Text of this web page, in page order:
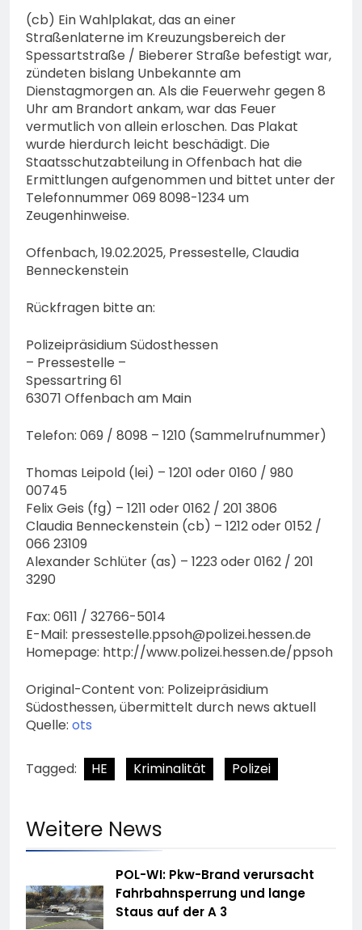
(cb) Ein Wahlplakat, das an einer
Straßenlaterne im Kreuzungsbereich der
Spessartstraße / Bieberer Straße befestigt war,
zündeten bislang Unbekannte am
Dienstagmorgen an. Als die Feuerwehr gegen 8
Uhr am Brandort ankam, war das Feuer
vermutlich von allein erloschen. Das Plakat
wurde hierdurch leicht beschädigt. Die
Staatsschutzabteilung in Offenbach hat die
Ermittlungen aufgenommen und bittet unter der
Telefonnummer 069 8098-1234 um
Zeugenhinweise.
Offenbach, 19.02.2025, Pressestelle, Claudia
Benneckenstein
Rückfragen bitte an:
Polizeipräsidium Südosthessen
– Pressestelle –
Spessartring 61
63071 Offenbach am Main
Telefon: 069 / 8098 – 1210 (Sammelrufnummer)
Thomas Leipold (lei) – 1201 oder 0160 / 980
00745
Felix Geis (fg) – 1211 oder 0162 / 201 3806
Claudia Benneckenstein (cb) – 1212 oder 0152 /
066 23109
Alexander Schlüter (as) – 1223 oder 0162 / 201
3290
Fax: 0611 / 32766-5014
E-Mail: pressestelle.ppsoh@polizei.hessen.de
Homepage: http://www.polizei.hessen.de/ppsoh
Original-Content von: Polizeipräsidium
Südosthessen, übermittelt durch news aktuell
Quelle: ots
Tagged: HE Kriminalität Polizei
Weitere News
POL-WI: Pkw-Brand verursacht
Fahrbahnsperrung und lange
Staus auf der A 3